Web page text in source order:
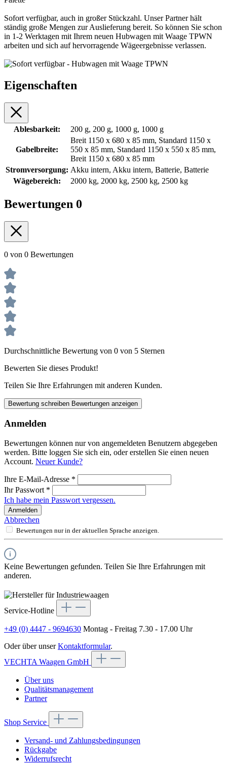
Sofort verfügbar, auch in großer Stückzahl. Unser Partner hält
ständig große Mengen zur Auslieferung bereit. So können Sie schon
in 1-2 Werktagen mit Ihrem neuen Hubwagen mit Waage TPWN
arbeiten und sich auf hervorragende Wägeergebnisse verlassen.
Eigenschaften
Ablesbarkeit: 200 g, 200 g, 1000 g, 1000 g
Gabelbreite:
Breit 1150 x 680 x 85 mm, Standard 1150 x
550 x 85 mm, Standard 1150 x 550 x 85 mm,
Breit 1150 x 680 x 85 mm
Stromversorgung: Akku intern, Akku intern, Batterie, Batterie
Wägebereich:
2000 kg, 2000 kg, 2500 kg, 2500 kg
Bewertungen 0
0 von 0 Bewertungen
Durchschnittliche Bewertung von 0 von 5 Sternen
Bewerten Sie dieses Produkt!
Teilen Sie Ihre Erfahrungen mit anderen Kunden.
Bewertung schreiben Bewertungen anzeigen
Anmelden
Bewertungen können nur von angemeldeten Benutzern abgegeben
werden. Bitte loggen Sie sich ein, oder erstellen Sie einen neuen
Account. Neuer Kunde?
Ihre E-Mail-Adresse *
Ihr Passwort *
Ich habe mein Passwort vergessen.
Anmelden
Abbrechen
Bewertungen nur in der aktuellen Sprache anzeigen.
Keine Bewertungen gefunden. Teilen Sie Ihre Erfahrungen mit
anderen.
Service-Hotline
+49 (0) 4447 - 9694630 Montag - Freitag 7.30 - 17.00 Uhr
Oder über unserKontaktformular.
VECHTA Waagen GmbH
Über uns
Qualitätsmanagement
Partner
Shop Service
Versand- und Zahlungsbedingungen
Rückgabe
Widerrufsrecht